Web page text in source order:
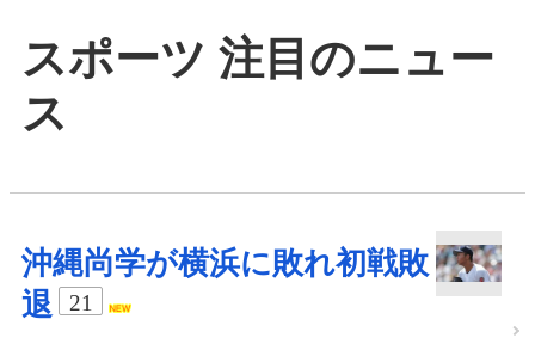
スポーツ 注目のニュー
ス
沖縄尚学が横浜に敗れ初戦敗
退
21